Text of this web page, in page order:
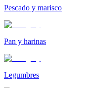
Pescado y marisco
Pan y harinas
Legumbres